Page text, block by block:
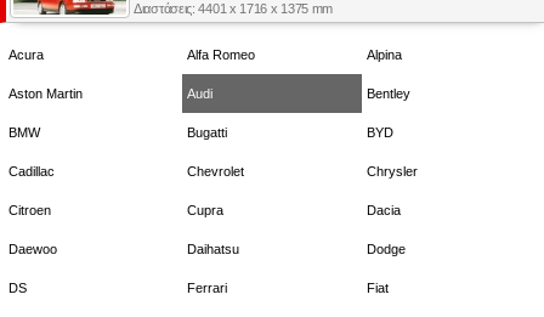
Διαστάσεις: 4401 x 1716 x 1375 mm
Acura Alfa Romeo Alpina
Aston Martin Audi Bentley
BMW Bugatti BYD
Cadillac Chevrolet Chrysler
Citroen Cupra Dacia
Daewoo Daihatsu Dodge
DS Ferrari Fiat